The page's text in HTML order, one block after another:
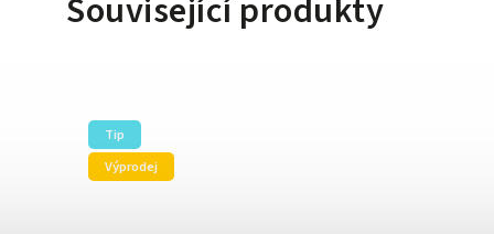
Související produkty
Tip
Výprodej